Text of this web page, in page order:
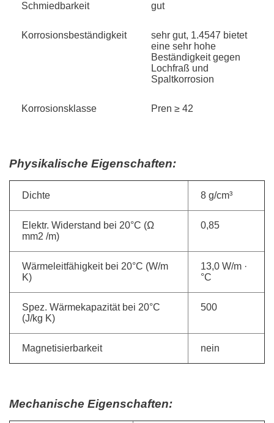
Schmiedbarkeit gut
Korrosionsbeständigkeit
sehr gut, 1.4547 bietet
eine sehr hohe
Beständigkeit gegen
Lochfraß und
Spaltkorrosion
Korrosionsklasse Pren ≥ 42
Physikalische Eigenschaften:
Dichte 8 g/cm³
Elektr. Widerstand bei 20°C (Ω
mm2 /m)
0,85
Wärmeleitfähigkeit bei 20°C (W/m
K)
13,0 W/m ·
°C
Spez. Wärmekapazität bei 20°C
(J/kg K)
500
Magnetisierbarkeit nein
Mechanische Eigenschaften: